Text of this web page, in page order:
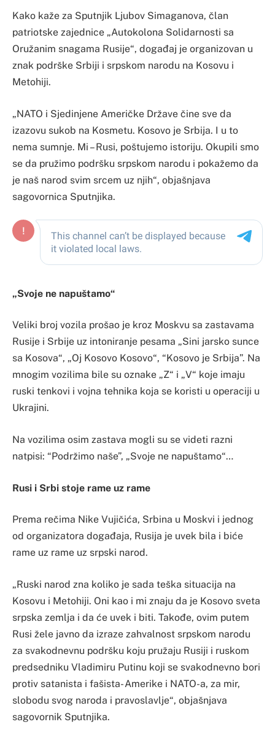
Kako kaže za Sputnjik Ljubov Simaganova, član
patriotske zajednice „Autokolona Solidarnosti sa
Oružanim snagama Rusije“, događaj je organizovan u
znak podrške Srbiji i srpskom narodu na Kosovu i
Metohiji.
„NATO i Sjedinjene Američke Države čine sve da
izazovu sukob na Kosmetu. Kosovo je Srbija. I u to
nema sumnje. Mi – Rusi, poštujemo istoriju. Okupili smo
se da pružimo podršku srpskom narodu i pokažemo da
je naš narod svim srcem uz njih“, objašnjava
sagovornica Sputnjika.
„Svoje ne napuštamo“
Veliki broj vozila prošao je kroz Moskvu sa zastavama
Rusije i Srbije uz intoniranje pesama „Sini jarsko sunce
sa Kosova“, „Oj Kosovo Kosovo“, “Kosovo je Srbija”. Na
mnogim vozilima bile su oznake „Z“ i „V“ koje imaju
ruski tenkovi i vojna tehnika koja se koristi u operaciji u
Ukrajini.
Na vozilima osim zastava mogli su se videti razni
natpisi: “Podržimo naše”, „Svoje ne napuštamo“…
Rusi i Srbi stoje rame uz rame
Prema rečima Nike Vujičića, Srbina u Moskvi i jednog
od organizatora događaja, Rusija je uvek bila i biće
rame uz rame uz srpski narod.
„Ruski narod zna koliko je sada teška situacija na
Kosovu i Metohiji. Oni kao i mi znaju da je Kosovo sveta
srpska zemlja i da će uvek i biti. Takođe, ovim putem
Rusi žele javno da izraze zahvalnost srpskom narodu
za svakodnevnu podršku koju pružaju Rusiji i ruskom
predsedniku Vladimiru Putinu koji se svakodnevno bori
protiv satanista i fašista- Amerike i NATO-a, za mir,
slobodu svog naroda i pravoslavlje“, objašnjava
sagovornik Sputnjika.